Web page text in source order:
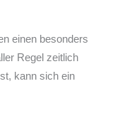
einen besonders
Regel zeitlich
kann sich ein